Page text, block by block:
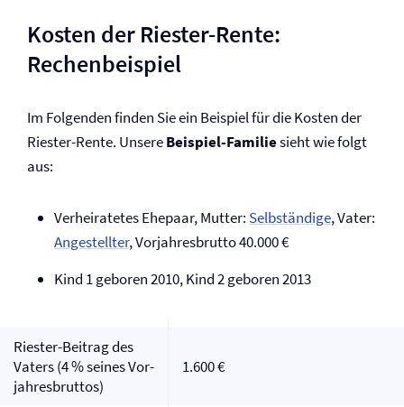
Kosten der Riester-Rente:
Rechenbeispiel
Im Folgenden finden Sie ein Beispiel für die Kosten der
Riester-Rente. UnsereBeispiel-Familiesieht wie folgt
aus:
Verheiratetes Ehepaar, Mutter: Selbständige, Vater:
Angestellter, Vorjahresbrutto 40.000 €
Kind 1 geboren 2010, Kind 2 geboren 2013
Riester-Beitrag des
Vaters (4 % seines Vor­
jahres­bruttos)
1.600 €